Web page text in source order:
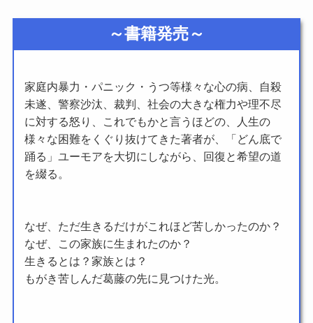
～書籍発売～
家庭内暴力・パニック・うつ等様々な心の病、自殺
未遂、警察沙汰、裁判、社会の大きな権力や理不尽
に対する怒り、これでもかと言うほどの、人生の
様々な困難をくぐり抜けてきた著者が、「どん底で
踊る」ユーモアを大切にしながら、回復と希望の道
を綴る。
なぜ、ただ生きるだけがこれほど苦しかったのか？
なぜ、この家族に生まれたのか？
生きるとは？家族とは？
もがき苦しんだ葛藤の先に見つけた光。